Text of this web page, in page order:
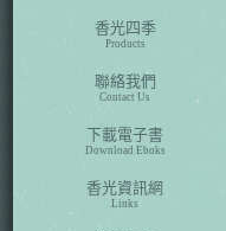
香光四季
Products
聯絡我們
Contact Us
下載電子書
Download Eboks
香光資訊網
Links